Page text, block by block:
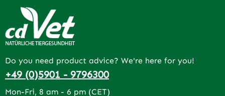
Do you need product advice? We're here for you!
+49 (0)5901 - 9796300
Mon-Fri, 8 am - 6 pm (CET)